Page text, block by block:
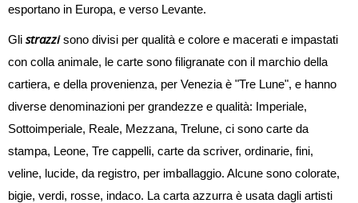
esportano in Europa, e verso Levante.
Gli strazzi sono divisi per qualità e colore e macerati e impastati
con colla animale, le carte sono filigranate con il marchio della
cartiera, e della provenienza, per Venezia è "Tre Lune", e hanno
diverse denominazioni per grandezze e qualità: Imperiale,
Sottoimperiale, Reale, Mezzana, Trelune, ci sono carte da
stampa, Leone, Tre cappelli, carte da scriver, ordinarie, fini,
veline, lucide, da registro, per imballaggio. Alcune sono colorate,
bigie, verdi, rosse, indaco. La carta azzurra è usata dagli artisti